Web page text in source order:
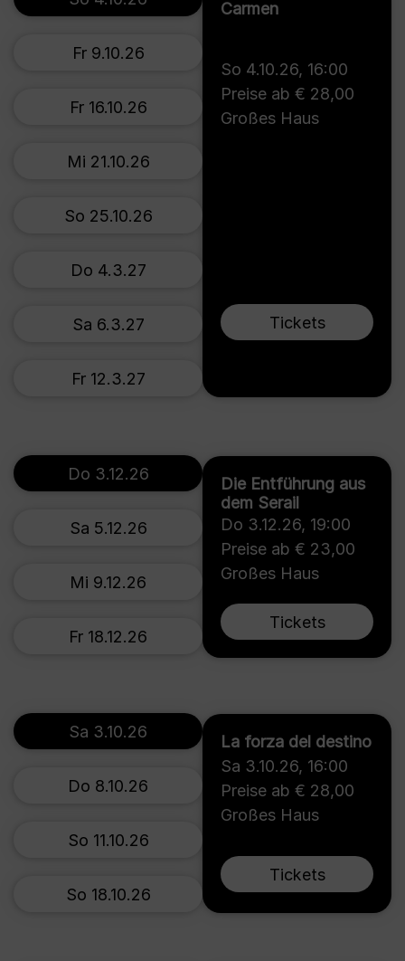
Carmen
So 4.10.26, 16:00
Preise ab € 28,00
Großes Haus
Tickets
Fr 9.10.26
Fr 16.10.26
Mi 21.10.26
So 25.10.26
Do 4.3.27
Sa 6.3.27
Fr 12.3.27
Die Entführung aus
dem Serail
Do 3.12.26, 19:00
Preise ab € 23,00
Großes Haus
Tickets
Do 3.12.26
Sa 5.12.26
Mi 9.12.26
Fr 18.12.26
La forza del destino
Sa 3.10.26, 16:00
Preise ab € 28,00
Großes Haus
Tickets
Sa 3.10.26
Do 8.10.26
So 11.10.26
So 18.10.26